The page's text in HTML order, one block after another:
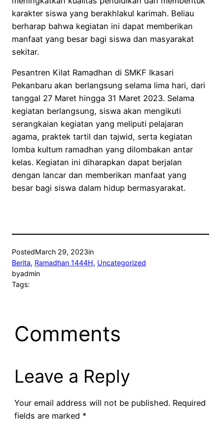
karakter siswa yang berakhlakul karimah. Beliau
berharap bahwa kegiatan ini dapat memberikan
manfaat yang besar bagi siswa dan masyarakat
sekitar.
Pesantren Kilat Ramadhan di SMKF Ikasari
Pekanbaru akan berlangsung selama lima hari, dari
tanggal 27 Maret hingga 31 Maret 2023. Selama
kegiatan berlangsung, siswa akan mengikuti
serangkaian kegiatan yang meliputi pelajaran
agama, praktek tartil dan tajwid, serta kegiatan
lomba kultum ramadhan yang dilombakan antar
kelas. Kegiatan ini diharapkan dapat berjalan
dengan lancar dan memberikan manfaat yang
besar bagi siswa dalam hidup bermasyarakat.
PostedMarch 29, 2023in
Berita, Ramadhan 1444H, Uncategorized
byadmin
Tags:
Comments
Leave a Reply
Your email address will not be published. Required
fields are marked *